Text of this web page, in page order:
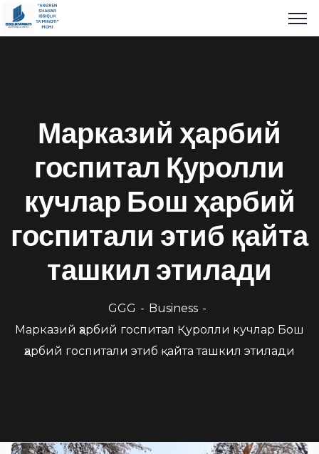
Марказий ҳарбий
госпитал Қуролли
кучлар Бош ҳарбий
госпитали этиб қайта
ташкил этилади
GGG
Business
Марказий ҳарбий госпитал Қуролли кучлар Бош
ҳарбий госпитали этиб қайта ташкил этилади